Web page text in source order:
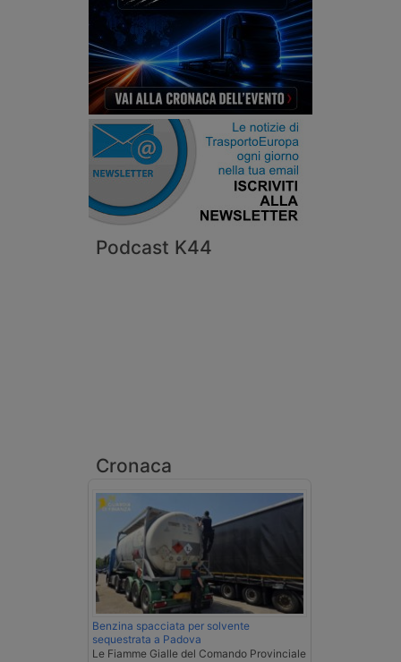
Podcast K44
Cronaca
Benzina spacciata per solvente
sequestrata a Padova
Le Fiamme Gialle del Comando Provinciale